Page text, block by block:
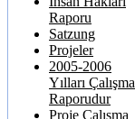
Raporu
Satzung
Projeler
2005-2006
Yılları Çalışma
Raporudur
Proje Çalışma